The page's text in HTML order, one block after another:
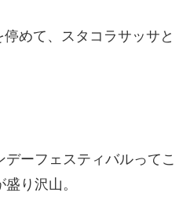
めて、スタコラサッサと
ーフェスティバルってこ
り沢山。